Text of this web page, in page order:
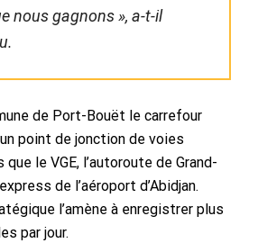
nous gagnons », a-t-il
de Port-Bouët le carrefour
point de jonction de voies
le VGE, l’autoroute de Grand-
de l’aéroport d’Abidjan.
l’amène à enregistrer plus
par jour.